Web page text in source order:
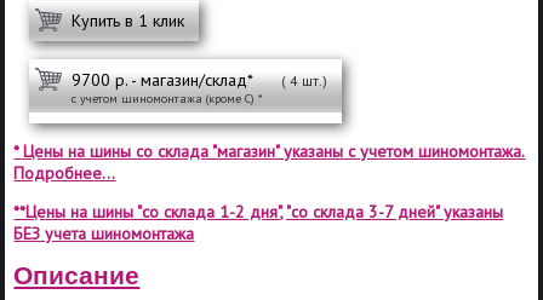
Купить в 1 клик
9700 р. - магазин/склад* ( 4 шт.)
с учетом шиномонтажа (кроме С) *
* Цены на шины со склада "магазин" указаны с учетом шиномонтажа.
Подробнее...
**Цены на шины "со склада 1-2 дня", "со склада 3-7 дней" указаны
БЕЗ учета шиномонтажа
Описание